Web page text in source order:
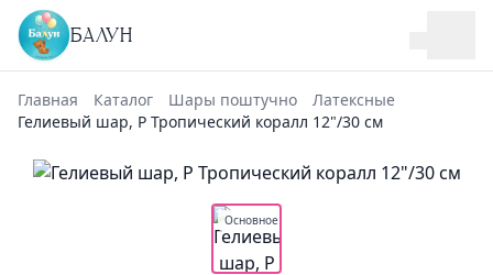
БАЛУН
Главная Каталог Шары поштучно
Латексные
Гелиевый шар, Р Тропический коралл 12"/30 см
Основное